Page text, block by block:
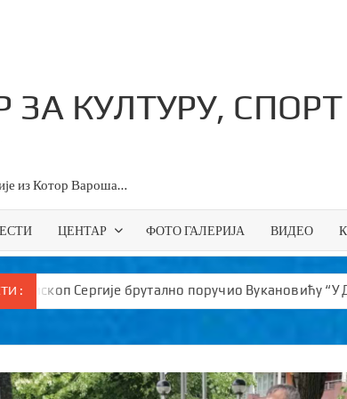
ЗА КУЛТУРУ,
из Котор Вароша…
ЦЕНТАР ФОТО ГАЛЕРИЈА ВИДЕО
: Вукановићу “У ДАНЕ НАЈВЕЋЕ ТУГЕ ШИРИШ ОТРОВ